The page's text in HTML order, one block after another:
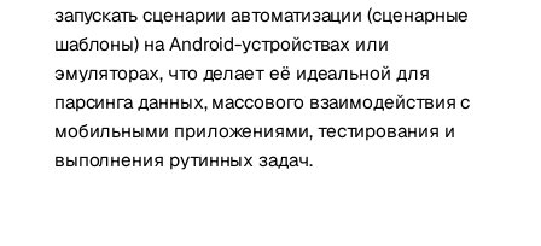
запускать сценарии автоматизации (сценарные
шаблоны) на Android-устройствах или
эмуляторах, что делает её идеальной для
парсинга данных, массового взаимодействия с
мобильными приложениями, тестирования и
выполнения рутинных задач.